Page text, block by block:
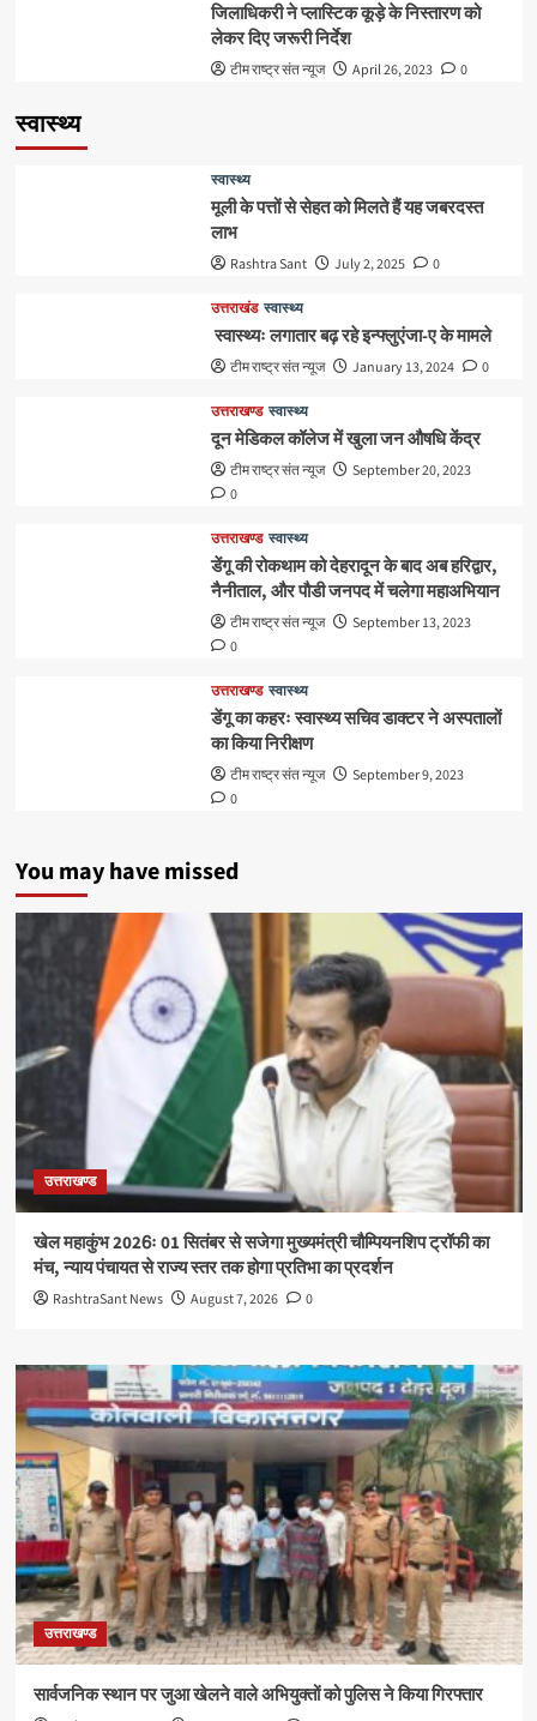
जिलाधिकरी ने प्लास्टिक कूड़े के निस्तारण को
लेकर दिए जरूरी निर्देश
टीम राष्ट्र संत न्यूज April 26, 2023 0
स्वास्थ्य
स्वास्थ्य
मूली के पत्तों से सेहत को मिलते हैं यह जबरदस्त
लाभ
Rashtra Sant July 2, 2025 0
उत्तराखंड स्वास्थ्य
स्वास्थ्यः लगातार बढ़ रहे इन्फ्लुएंजा-ए के मामले
टीम राष्ट्र संत न्यूज January 13, 2024 0
उत्तराखण्ड स्वास्थ्य
दून मेडिकल कॉलेज में खुला जन औषधि केंद्र
टीम राष्ट्र संत न्यूज
September 20, 2023
0
उत्तराखण्ड स्वास्थ्य
डेंगू की रोकथाम को देहरादून के बाद अब हरिद्वार,
नैनीताल, और पौडी जनपद में चलेगा महाअभियान
टीम राष्ट्र संत न्यूज
September 13, 2023
0
उत्तराखण्ड स्वास्थ्य
डेंगू का कहरः स्वास्थ्य सचिव डाक्टर ने अस्पतालों
का किया निरीक्षण
टीम राष्ट्र संत न्यूज
September 9, 2023
0
You may have missed
उत्तराखण्ड
खेल महाकुंभ 2026ः 01 सितंबर से सजेगा मुख्यमंत्री चौम्पियनशिप ट्रॉफी का
मंच, न्याय पंचायत से राज्य स्तर तक होगा प्रतिभा का प्रदर्शन
RashtraSant News August 7, 2026 0
उत्तराखण्ड
सार्वजनिक स्थान पर जुआ खेलने वाले अभियुक्तों को पुलिस ने किया गिरफ्तार